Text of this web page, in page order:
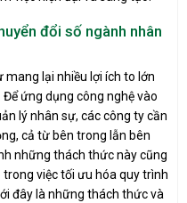
đổi số ngành nhân
lại nhiều lợi ích to lớn
ứng dụng công nghệ vào
lý nhân sự, các công ty cần
cả từ bên trong lẫn bên
những thách thức này cũng
việc tối ưu hóa quy trình
đây là những thách thức và